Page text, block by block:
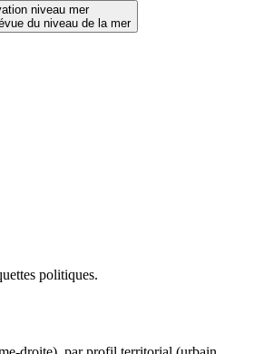
niveau mer
du niveau de la mer
politiques.